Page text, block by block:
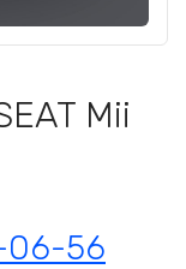
Mii
06-56